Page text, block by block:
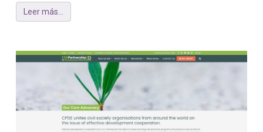
Leer más...